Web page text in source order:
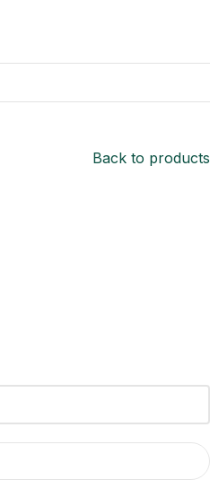
Back to products